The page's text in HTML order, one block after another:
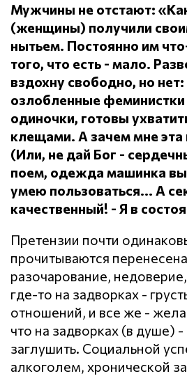
Мужчины не отстают:
(женщины) получили
нытьем. Постоянно им
того, что есть - мало.
вздохну свободно, но
озлобленные феминистки
одиночки, готовы
клещами. А зачем мне эта
(Или, не дай Бог -
поем, одежда машинка
умею пользоваться... А
качественный! - Я в
Претензии почти
прочитываются
разочарование,
где-то на задворках -
отношений, и все же -
что на задворках (в душе)
заглушить. Социальной
алкоголем, хронической